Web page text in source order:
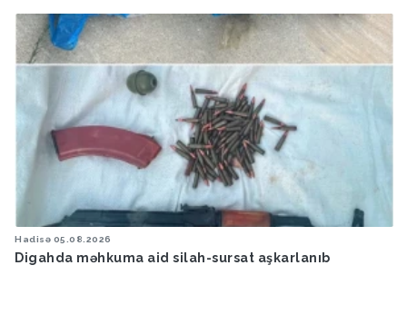
sursat aşkarlanıb Bakıya yağış yağacaq